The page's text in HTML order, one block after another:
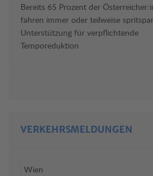
Bereits 65 Prozent der
fahren immer oder teilweise
Unterstützung für verpflichtende
Temporeduktion
VERKEHRSMELDUNGEN